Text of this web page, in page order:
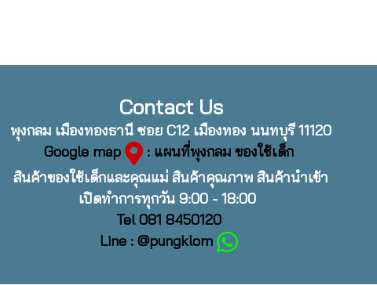
Contact Us
พุงกลม เมืองทองธานี ซอย C12 เมืองทอง นนทบุรี 11120
Google map
: แผนที่พุงกลม ของใช้เด็ก
สินค้าของใช้เด็กและคุณแม่ สินค้าคุณภาพ สินค้านำเข้า
เปิดทำการทุกวัน 9:00 - 18:00
Tel 081 8450120
Line : @pungklom